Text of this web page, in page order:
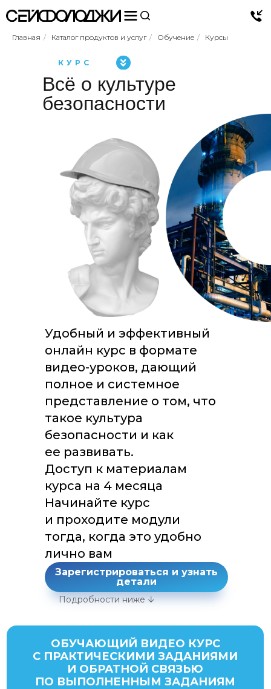
Главная / Каталог продуктов и услуг / Обучение / Курсы
Удобный и эффективный
онлайн курс в формате
видео-уроков, дающий
полное и системное
представление о том, что
такое культура
безопасности и как
ее развивать.
Доступ к материалам
курса на 4 месяца
Начинайте курс
и проходите модули
тогда, когда это удобно
лично вам
Зарегистрироваться и узнать
детали
Подробности ниже
Всё о культуре
безопасности
КУРС
ОБУЧАЮЩИЙ ВИДЕО КУРС
С ПРАКТИЧЕСКИМИ ЗАДАНИЯМИ
И ОБРАТНОЙ СВЯЗЬЮ
ПО ВЫПОЛНЕННЫМ ЗАДАНИЯМ